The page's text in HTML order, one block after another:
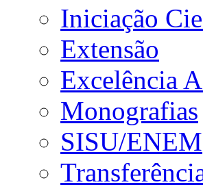
Iniciação
Extensão
Excelência
Monografias
SISU/ENEM